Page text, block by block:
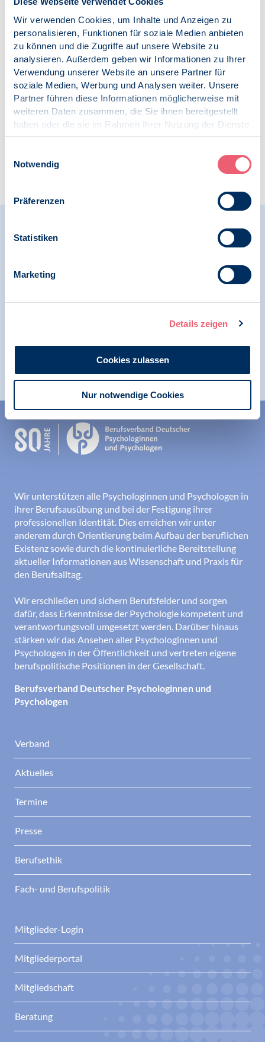
Wir verwenden Cookies, um Inhalte und Anzeigen zu
personalisieren, Funktionen für soziale Medien anbieten
zu können und die Zugriffe auf unsere Website zu
analysieren. Außerdem geben wir Informationen zu Ihrer
Verwendung unserer Website an unsere Partner für
soziale Medien, Werbung und Analysen weiter. Unsere
Partner führen diese Informationen möglicherweise mit
weiteren Daten zusammen, die Sie ihnen bereitgestellt
haben oder die sie im Rahmen Ihrer Nutzung der Dienste
gesammelt haben.
Notwendig
Präferenzen
Statistiken
Marketing
Details zeigen
Cookies zulassen
Nur notwendige Cookies
Veröffentlicht am:
20.12.2023
Kategorien:
SK Rechtspsychologie
Zur Übersicht
Relevante Nachrichten
Option"
Wir unterstützen alle Psychologinnen und Psychologen in
ihrer Berufsausübung und bei der Festigung ihrer
professionellen Identität. Dies erreichen wir unter
anderem durch Orientierung beim Aufbau der beruflichen
Existenz sowie durch die kontinuierliche Bereitstellung
aktueller Informationen aus Wissenschaft und Praxis für
den Berufsalltag.
Wir erschließen und sichern Berufsfelder und sorgen
dafür, dass Erkenntnisse der Psychologie kompetent und
verantwortungsvoll umgesetzt werden. Darüber hinaus
stärken wir das Ansehen aller Psychologinnen und
Psychologen in der Öffentlichkeit und vertreten eigene
berufspolitische Positionen in der Gesellschaft.
Berufsverband Deutscher Psychologinnen und
Psychologen
Verband
Aktuelles
Termine
Presse
Berufsethik
Fach- und Berufspolitik
Mitglieder-Login
Mitgliederportal
Mitgliedschaft
Beratung